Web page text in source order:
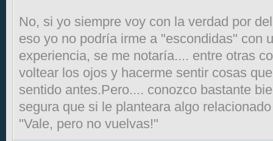
No, si yo siempre voy con la verdad por
eso yo no podría irme a "escondidas" con
experiencia, se me notaría.... entre otras
voltear los ojos y hacerme sentir cosas
sentido antes.Pero.... conozco bastante
segura que si le planteara algo
"Vale, pero no vuelvas!"